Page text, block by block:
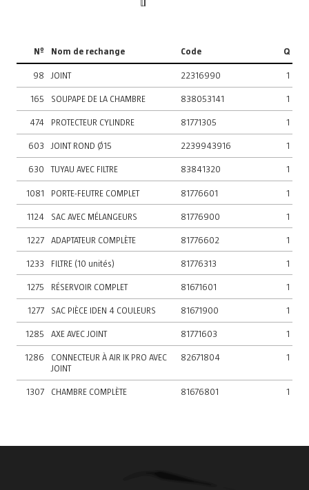
Nº Nom de rechange Code Q
98 JOINT 22316990 1
165 SOUPAPE DE LA CHAMBRE 838053141 1
474 PROTECTEUR CYLINDRE 81771305 1
603 JOINT ROND Ø15 2239943916 1
630 TUYAU AVEC FILTRE 83841320 1
1081 PORTE-FEUTRE COMPLET 81776601 1
1124 SAC AVEC MÉLANGEURS 81776900 1
1227 ADAPTATEUR COMPLÈTE 81776602 1
1233 FILTRE (10 unités) 81776313 1
1275 RÉSERVOIR COMPLET 81671601 1
1277 SAC PIÈCE IDEN 4 COULEURS 81671900 1
1285 AXE AVEC JOINT 81771603 1
1286
CONNECTEUR À AIR IK PRO AVEC
JOINT
82671804 1
1307 CHAMBRE COMPLÈTE 81676801 1